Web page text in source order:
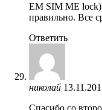
ЕM SIM ME
правильно. Все
Ответить
николай
Спасибо со